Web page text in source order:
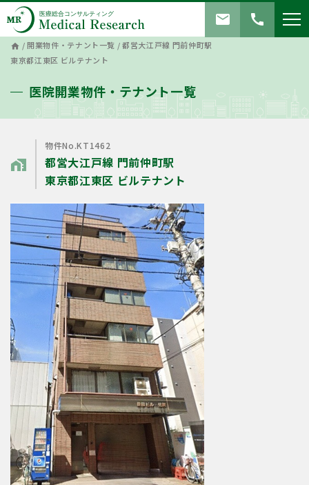
call
mail
home /開業物件・テナント一覧 /都営⼤江⼾線 ⾨前仲町駅
東京都江東区 ビルテナント
医院開業物件・テナント一覧
home_work
物件No.KT1462
都営⼤江⼾線 ⾨前仲町駅
東京都江東区 ビルテナント